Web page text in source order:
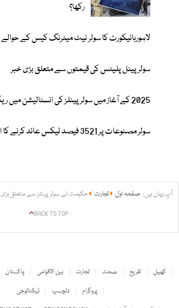
رکھا؟
لاہورہائیکورٹ کا سولر نیٹ میٹرنگ کیس کے
سولر پینل پلیٹس کی قیمتوں سے متعلق بڑی خبر
2025 کے آغاز میں سولر پینلز کی انسٹالیشن میں ریکارڈ اضافہ
سولر مصنوعات پر 3521 فیصد ٹیکس عائد کرنے کا اعلان
آپ یہاں ہیں: صفحہ اول تجارت حکومت نے سولر پینلز سے متعلق بڑی
BACK TO TOP
پاکستان بین الاقوامی تجارت صحت تفریح
کھیل
ٹیکنالوجی
دلچسپ
پروگرام